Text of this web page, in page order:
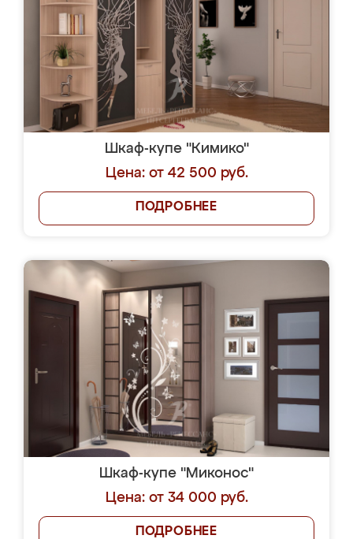
Шкаф-купе "Кимико"
Цена: от 42 500 руб.
ПОДРОБНЕЕ
Шкаф-купе "Миконос"
Цена: от 34 000 руб.
ПОДРОБНЕЕ